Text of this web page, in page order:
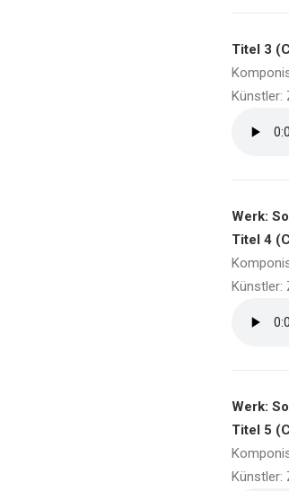
Titel 3
Künstler:
Werk:
Titel 4
Künstler:
Werk:
Titel 5
Künstler: